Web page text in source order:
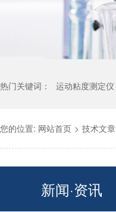
热门关键词： 运动粘度测定仪
您的位置: 网站首页 > 技术文章
新闻·资讯